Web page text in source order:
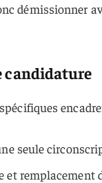
démissionner
candidature
seule
remplacement